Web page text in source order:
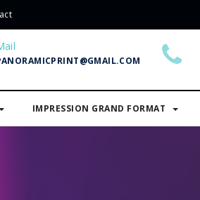
IMPRESSION GRAND FORMAT